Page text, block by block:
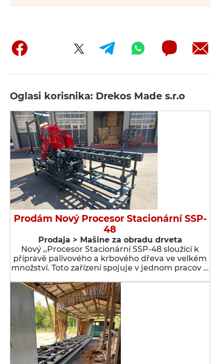
Oglasi korisnika: Drekos Made s.r.o
Prodám Nový Procesor Stacionární SSP-
48
Prodaja > Мašine za obradu drveta
Nový ,,Procesor Stacionární SSP-48 sloužící k
přípravě palivového a krbového dřeva ve velkém
množství. Toto zařízení spojuje v jednom pracov …